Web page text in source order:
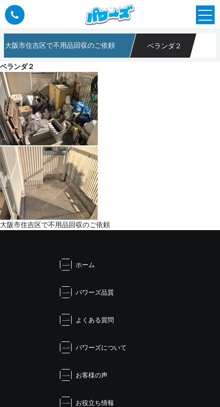
大阪市住吉区で不用品回収のご依頼 ベランダ２
ベランダ２
投
大阪市住吉区で不用品回収のご依頼
ホーム
パワーズ品質
よくある質問
パワーズについて
お客様の声
お役立ち情報